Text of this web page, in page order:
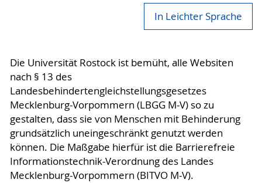
In Leichter Sprache
Die Universität Rostock ist bemüht, alle Websiten
nach § 13 des
Landesbehindertengleichstellungsgesetzes
Mecklenburg-Vorpommern (LBGG M-V) so zu
gestalten, dass sie von Menschen mit Behinderung
grundsätzlich uneingeschränkt genutzt werden
können. Die Maßgabe hierfür ist die Barrierefreie
Informationstechnik-Verordnung des Landes
Mecklenburg-Vorpommern (BITVO M-V).